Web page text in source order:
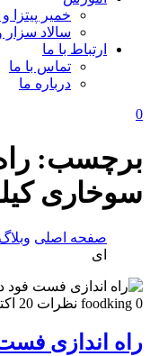
خمیر پیتزا
سالاد سزار
ارتباط با ما
تماس با ما
درباره ما
0
برچسب:
سوخاری
صفحه اصلی وبلاگ
ای
foodking 0 نظرات 20 اکتبر 2025
راه اندازی